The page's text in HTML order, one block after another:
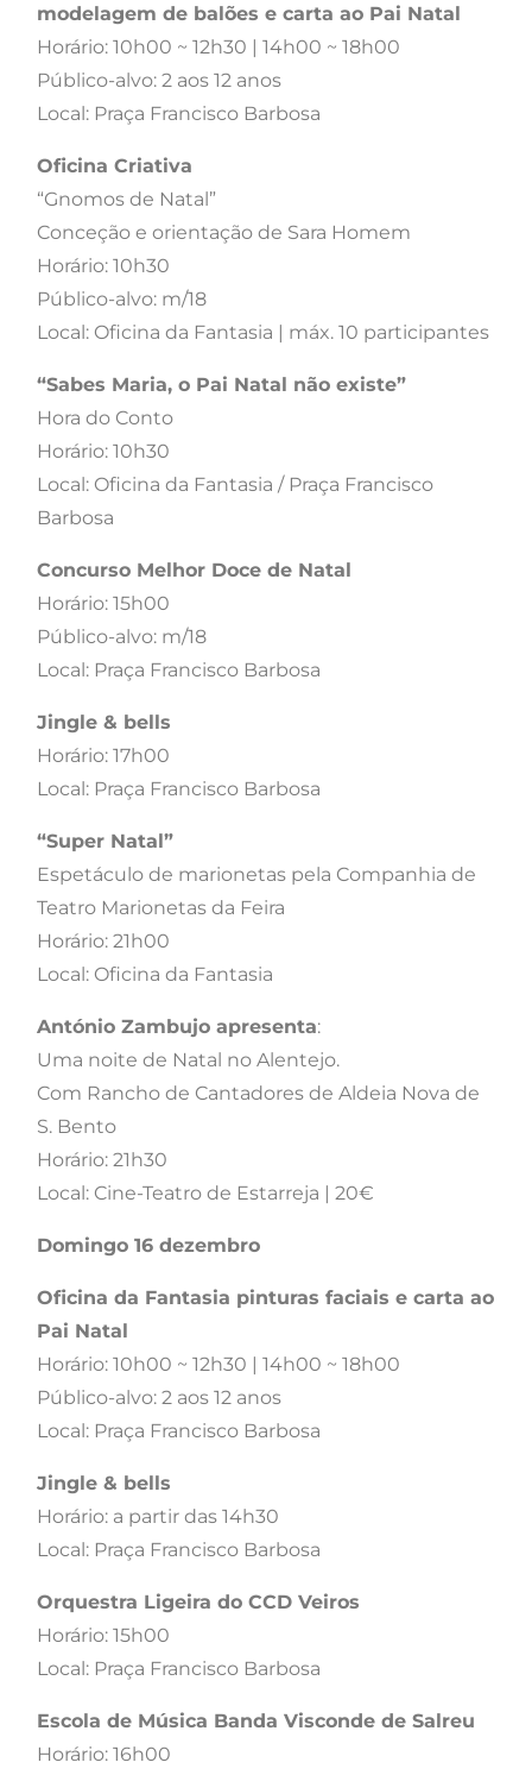
modelagem de balões e carta ao Pai Natal
Horário: 10h00 ~ 12h30 | 14h00 ~ 18h00
Público-alvo: 2 aos 12 anos
Local: Praça Francisco Barbosa
Oficina Criativa
“Gnomos de Natal”
Conceção e orientação de Sara Homem
Horário: 10h30
Público-alvo: m/18
Local: Oficina da Fantasia | máx. 10 participantes
“Sabes Maria, o Pai Natal não existe”
Hora do Conto
Horário: 10h30
Local: Oficina da Fantasia / Praça Francisco
Barbosa
Concurso Melhor Doce de Natal
Horário: 15h00
Público-alvo: m/18
Local: Praça Francisco Barbosa
Jingle & bells
Horário: 17h00
Local: Praça Francisco Barbosa
“Super Natal”
Espetáculo de marionetas pela Companhia de
Teatro Marionetas da Feira
Horário: 21h00
Local: Oficina da Fantasia
António Zambujo apresenta:
Uma noite de Natal no Alentejo.
Com Rancho de Cantadores de Aldeia Nova de
S. Bento
Horário: 21h30
Local: Cine-Teatro de Estarreja | 20€
Domingo 16 dezembro
Oficina da Fantasia pinturas faciais e carta ao
Pai Natal
Horário: 10h00 ~ 12h30 | 14h00 ~ 18h00
Público-alvo: 2 aos 12 anos
Local: Praça Francisco Barbosa
Jingle & bells
Horário: a partir das 14h30
Local: Praça Francisco Barbosa
Orquestra Ligeira do CCD Veiros
Horário: 15h00
Local: Praça Francisco Barbosa
Escola de Música Banda Visconde de Salreu
Horário: 16h00